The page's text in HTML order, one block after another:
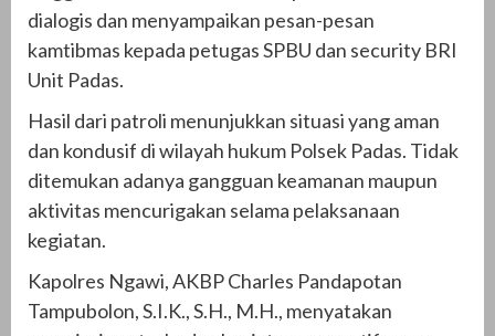
dialogis dan menyampaikan pesan-pesan
kamtibmas kepada petugas SPBU dan security BRI
Unit Padas.
Hasil dari patroli menunjukkan situasi yang aman
dan kondusif di wilayah hukum Polsek Padas. Tidak
ditemukan adanya gangguan keamanan maupun
aktivitas mencurigakan selama pelaksanaan
kegiatan.
Kapolres Ngawi, AKBP Charles Pandapotan
Tampubolon, S.I.K., S.H., M.H., menyatakan